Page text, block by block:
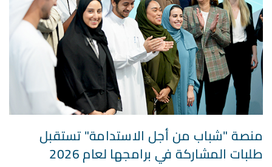
منصة "شباب من أجل الاستدامة" تستقبل
طلبات المشاركة في برامجها لعام 2026